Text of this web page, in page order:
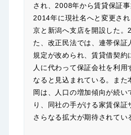
され、2008年から賃貸保証事
2014年に現社名へと変更さ
京と新潟へ支店を開設した。
た、改正民法では、連帯保証
規定が改められ、賃貸借契約
人に代わって保証会社を利用
なると見込まれている。また
岡は、人口の増加傾向が続い
り、同社の手がける家賃保証
さらなる拡大が期待されてい